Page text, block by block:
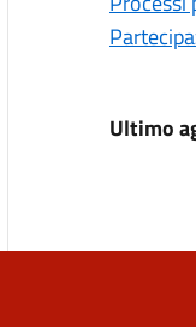
Ultimo